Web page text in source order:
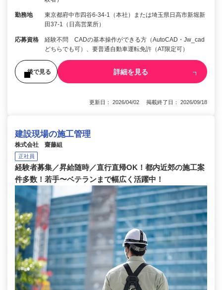
勤務地
東京都府中市四谷6-34-1（本社）または埼玉県日高市新堀新
田37-1（日高営業所）
応募資格
経験不問 CADの基本操作ができる方（AutoCAD・Jw_cad
どちらでも可）、要普通自動車運転免許（AT限定可）
後で見る 詳細を見る
更新日： 2026/04/02 掲載終了日： 2026/09/18
建設現場の施工管理
株式会社 齋藤組
正社員
経験者募集／昇給随時／直行直帰OK！都内近郊の施工案
件多数！若手〜ベテランまで幅広く活躍中！